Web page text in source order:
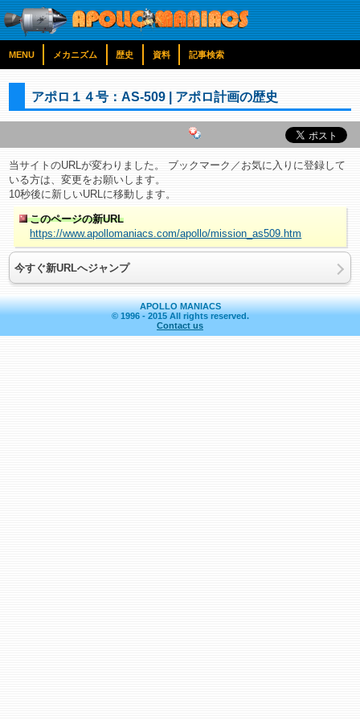
MENU メカニズム 歴史 資料 記事検索
アポロ１４号：AS-509 | アポロ計画の歴史
当サイトのURLが変わりました。 ブックマーク／お気に入りに登録して
いる方は、変更をお願いします。
10秒後に新しいURLに移動します。
このページの新URL
https://www.apollomaniacs.com/apollo/mission_as509.htm
今すぐ新URLへジャンプ
APOLLO MANIACS
© 1996 - 2015 All rights reserved.
Contact us